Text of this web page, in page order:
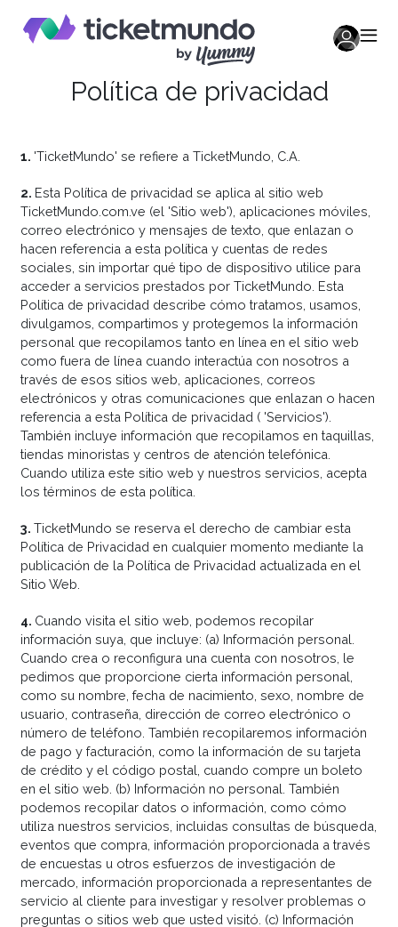
Política de privacidad
1. 'TicketMundo' se refiere a TicketMundo, C.A.
2. Esta Política de privacidad se aplica al sitio web
TicketMundo.com.ve (el 'Sitio web'), aplicaciones móviles,
correo electrónico y mensajes de texto, que enlazan o
hacen referencia a esta política y cuentas de redes
sociales, sin importar qué tipo de dispositivo utilice para
acceder a servicios prestados por TicketMundo. Esta
Política de privacidad describe cómo tratamos, usamos,
divulgamos, compartimos y protegemos la información
personal que recopilamos tanto en línea en el sitio web
como fuera de línea cuando interactúa con nosotros a
través de esos sitios web, aplicaciones, correos
electrónicos y otras comunicaciones que enlazan o hacen
referencia a esta Política de privacidad ( 'Servicios').
También incluye información que recopilamos en taquillas,
tiendas minoristas y centros de atención telefónica.
Cuando utiliza este sitio web y nuestros servicios, acepta
los términos de esta política.
3.TicketMundo se reserva el derecho de cambiar esta
Política de Privacidad en cualquier momento mediante la
publicación de la Política de Privacidad actualizada en el
Sitio Web.
4. Cuando visita el sitio web, podemos recopilar
información suya, que incluye: (a) Información personal.
Cuando crea o reconfigura una cuenta con nosotros, le
pedimos que proporcione cierta información personal,
como su nombre, fecha de nacimiento, sexo, nombre de
usuario, contraseña, dirección de correo electrónico o
número de teléfono. También recopilaremos información
de pago y facturación, como la información de su tarjeta
de crédito y el código postal, cuando compre un boleto
en el sitio web. (b) Información no personal. También
podemos recopilar datos o información, como cómo
utiliza nuestros servicios, incluidas consultas de búsqueda,
eventos que compra, información proporcionada a través
de encuestas u otros esfuerzos de investigación de
mercado, información proporcionada a representantes de
servicio al cliente para investigar y resolver problemas o
preguntas o sitios web que usted visitó. (c) Información